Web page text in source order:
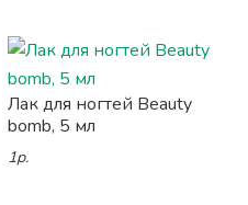
Лак для ногтей Beauty
bomb, 5 мл
1р.